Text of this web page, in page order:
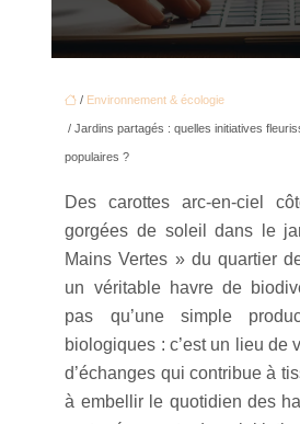
/ Environnement & écologie
/ Jardins partagés : quelles initiatives
populaires ?
Des carottes arc-en-ciel
gorgées de soleil dans le
Mains Vertes » du quartier
un véritable havre de
pas qu’une simple
biologiques : c’est un lieu de
d’échanges qui contribue à
à embellir le quotidien des